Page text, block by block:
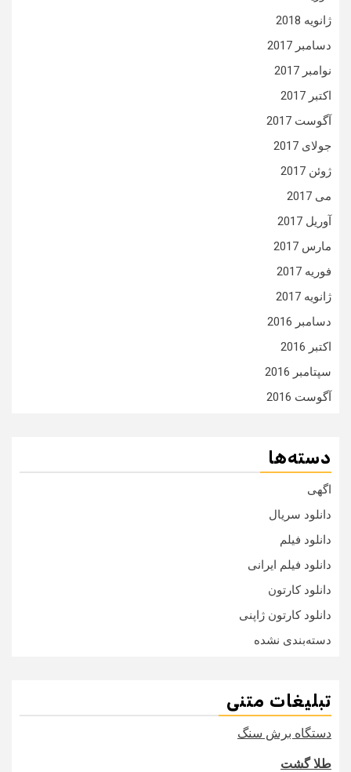
ژانویه 2018
دسامبر 2017
نوامبر 2017
اکتبر 2017
آگوست 2017
جولای 2017
ژوئن 2017
می 2017
آوریل 2017
مارس 2017
فوریه 2017
ژانویه 2017
دسامبر 2016
اکتبر 2016
سپتامبر 2016
آگوست 2016
دسته‌ها
اگهی
دانلود سریال
دانلود فیلم
دانلود فیلم ایرانی
دانلود کارتون
دانلود کارتون ژاپنی
دسته‌بندی نشده
تبلیغات متنی
دستگاه برش سنگ
طلا گشت